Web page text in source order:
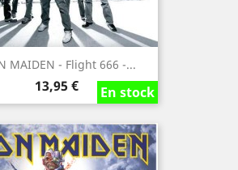
MAIDEN - Flight 666 -...
En stock
Precio
13,95 € En stock
En stock